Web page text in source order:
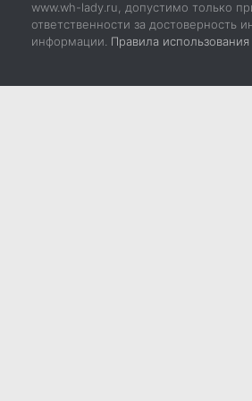
www.wh-lady.ru, допустимо только
ответственности за достоверность
информации. Правила